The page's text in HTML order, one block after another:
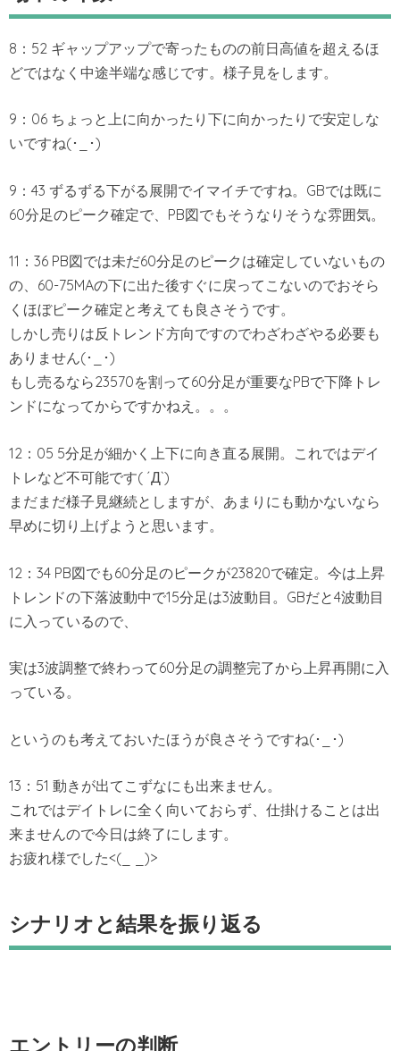
8：52 ギャップアップで寄ったものの前日高値を超えるほ
どではなく中途半端な感じです。様子見をします。
9：06 ちょっと上に向かったり下に向かったりで安定しな
いですね(･_･)
9：43 ずるずる下がる展開でイマイチですね。GBでは既に
60分足のピーク確定で、PB図でもそうなりそうな雰囲気。
11：36 PB図では未だ60分足のピークは確定していないもの
の、60-75MAの下に出た後すぐに戻ってこないのでおそら
くほぼピーク確定と考えても良さそうです。
しかし売りは反トレンド方向ですのでわざわざやる必要も
ありません(･_･)
もし売るなら23570を割って60分足が重要なPBで下降トレ
ンドになってからですかねえ。。。
12：05 5分足が細かく上下に向き直る展開。これではデイ
トレなど不可能です( ´Д`)
まだまだ様子見継続としますが、あまりにも動かないなら
早めに切り上げようと思います。
12：34 PB図でも60分足のピークが23820で確定。今は上昇
トレンドの下落波動中で15分足は3波動目。GBだと4波動目
に入っているので、
実は3波調整で終わって60分足の調整完了から上昇再開に入
っている。
というのも考えておいたほうが良さそうですね(･_･)
13：51 動きが出てこずなにも出来ません。
これではデイトレに全く向いておらず、仕掛けることは出
来ませんので今日は終了にします。
お疲れ様でした<(_ _)>
シナリオと結果を振り返る
エントリーの判断